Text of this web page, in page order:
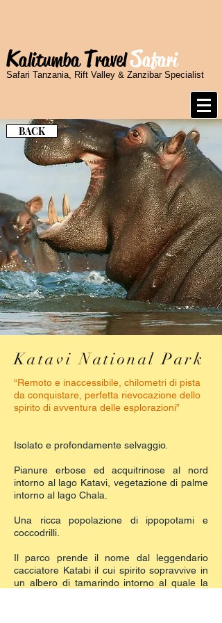
Safari Tanzania, Rift Valley & Zanzibar Specialist
KalitumbaTravelSafari
BACK
Katavi National Park
“Remoto e inaccessibile, chilometri di pista
da conquistare, perfetta rievocazione dello
spirito di avventura delle esplorazioni”
Isolato e profondamente selvaggio.
Pianure erbose ed acquitrinose al nord
intorno al lago Katavi, vegetazione di palme
intorno al lago Chala.
Una ricca popolazione di ippopotami e
coccodrilli.
Il parco prende il nome dal leggendario
cacciatore Katabi il cui spirito sopravvive in
un albero di tamarindo intorno al quale la